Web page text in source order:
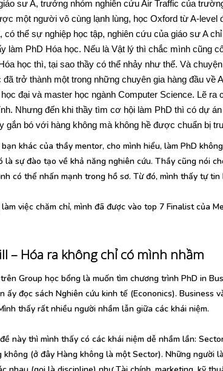
sư A, trưởng nhóm nghiên cứu Air Traffic của
một người vô cùng lạnh lùng, học Oxford từ A-level
có thể sự nghiệp học tập, nghiên cứu của giáo sư A
làm PhD Hóa học. Nếu là Vật lý thì chắc mình cũng
học thì, tại sao thầy có thể nhảy như thế. Và
trở thành một trong những chuyên gia hàng đầu về
đại và master học ngành Computer Science. Lẽ ra
Nhưng đến khi thầy tìm cơ hội làm PhD thì có dự
gắn bó với hàng không mà không hề được chuẩn bị
khác của thầy mentor, cho mình hiểu, làm PhD
là sự đào tạo về khả năng nghiên cứu. Thầy cũng nói
có thể nhấn mạnh trong hồ sơ. Từ đó, mình thấy tự tin
việc chăm chỉ, mình đã được vào top 7 Finalist của
– Hóa ra không chỉ có mình nhầm
Group học bổng là muốn tìm chương trình PhD in
ấy đọc sách Nghiên cứu kinh tế (Econonics). Business
thấy rất nhiều người nhầm lẫn giữa các khái niệm.
này thì mình thấy có các khái niệm dễ nhầm lần:
không (ở đây Hàng không là một Sector). Những người